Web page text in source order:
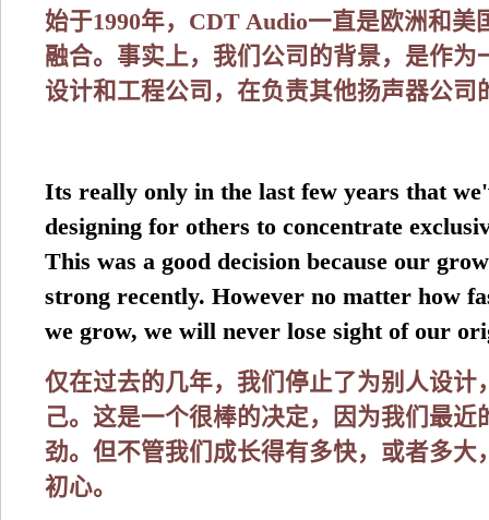
始于1990年，CDT Audio一直是欧洲和美
融合。事实上，我们公司的背景，是作为
设计和工程公司，在负责其他扬声器公司
Its really only in the last few years that
designing for others to concentrate
This was a good decision because our
strong recently. However no matter how
we grow, we will never lose sight of our
仅在过去的几年，我们停止了为别人设计
己。这是一个很棒的决定，因为我们最近
劲。但不管我们成长得有多快，或者多大
初心。